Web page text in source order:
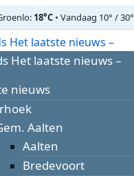
18°C• Vandaag 10° / 30°
nieuws
Aalten
Aalten
Bredevoort